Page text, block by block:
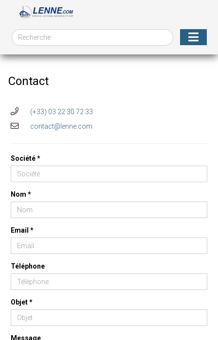
Contact
(+33) 03 22 30 72 33
contact@lenne.com
Société *
Nom *
Email *
Téléphone
Objet *
Message